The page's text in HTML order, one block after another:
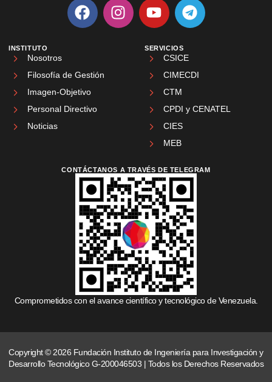
INSTITUTO
Nosotros
Filosofía de Gestión
Imagen-Objetivo
Personal Directivo
Noticias
SERVICIOS
CSICE
CIMECDI
CTM
CPDI y CENATEL
CIES
MEB
CONTÁCTANOS A TRAVÉS DE TELEGRAM
Comprometidos con el avance científico y tecnológico de Venezuela.
Copyright © 2026 Fundación Instituto de Ingeniería para Investigación y
Desarrollo Tecnológico G-200046503 | Todos los Derechos Reservados